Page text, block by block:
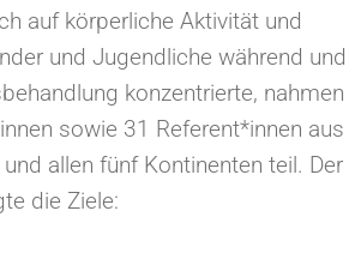
auf körperliche Aktivität und
und Jugendliche während und
konzentrierte, nahmen
sowie 31 Referent*innen aus
allen fünf Kontinenten teil. Der
die Ziele: